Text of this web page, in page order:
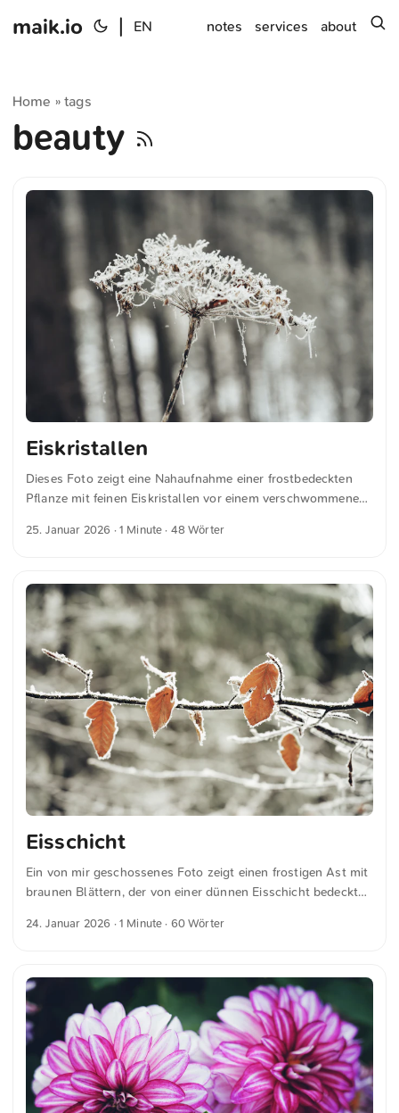
maik.io EN notes services about
Home »tags
beauty
Eiskristallen
Dieses Foto zeigt eine Nahaufnahme einer frostbedeckten
Pflanze mit feinen Eiskristallen vor einem verschwommenen,
verleihen dem Bild eine ruhige und ätherische Atmosphäre.
Foto
25. Januar 2026 · 1 Minute · 48 Wörter
Eisschicht
Ein von mir geschossenes Foto zeigt einen frostigen Ast mit
braunen Blättern, der von einer dünnen Eisschicht bedeckt
Hintergrund abhebt. Der Kontrast zwischen den scharfen
und in voller Auflösung auf unsplash.com runterladen. Hier
geht es zum Foto
24. Januar 2026 · 1 Minute · 60 Wörter